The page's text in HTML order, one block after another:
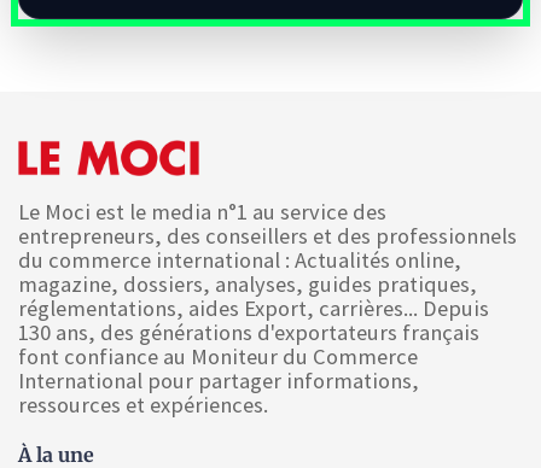
Le Moci est le media n°1 au service des
entrepreneurs, des conseillers et des professionnels
du commerce international : Actualités online,
magazine, dossiers, analyses, guides pratiques,
réglementations, aides Export, carrières... Depuis
130 ans, des générations d'exportateurs français
font confiance au Moniteur du Commerce
International pour partager informations,
ressources et expériences.
À la une